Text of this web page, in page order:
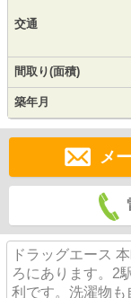
交通
間取り(面積)
築年月
メ
ドラッグエース
ろにあります。2
利です。洗濯物